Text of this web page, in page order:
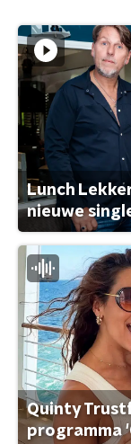
Lunch
nieuwe
Quinty
programma